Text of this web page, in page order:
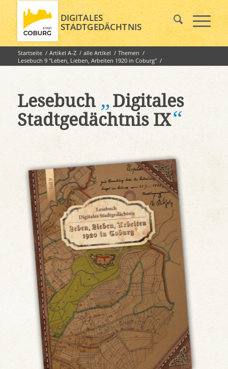
DIGITALES
STADTGEDÄCHTNIS
Startseite / Artikel A-Z / alle Artikel / Themen /
Lesebuch 9 "Leben, Lieben, Arbeiten 1920 in Coburg" /
Lesebuch „Digitales Stadtgedächtnis IX“
Lesebuch „Digitales
Stadtgedächtnis IX“